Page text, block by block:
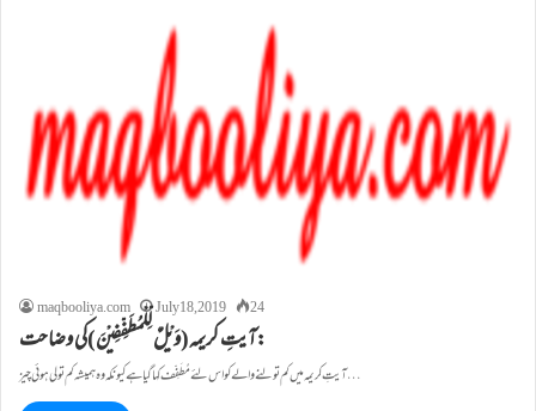
maqbooliya.com July 18, 2019 24
آیتِ کریمہ(وَیْلٌ لِّلْمُطَفِّفِیْنَ)کی وضاحت:
آیتِ کریمہ میں کم تولنے والے کو اس لئے مُطَفِّف کہا گيا ہے کيونکہ وہ ہميشہ کم تولی ہوئی چيز…